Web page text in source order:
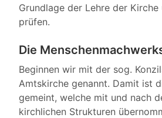
Grundlage der Lehre der
prüfen.
Die
Beginnen wir mit der sog.
Amtskirche genannt. Damit ist
gemeint, welche mit und nach
kirchlichen Strukturen